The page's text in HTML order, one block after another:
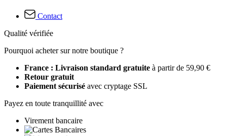
Contact
Qualité vérifiée
Pourquoi acheter sur notre boutique ?
France : Livraison standard gratuite à partir de 59,90 €
Retour gratuit
Paiement sécurisé avec cryptage SSL
Payez en toute tranquillité avec
Virement bancaire